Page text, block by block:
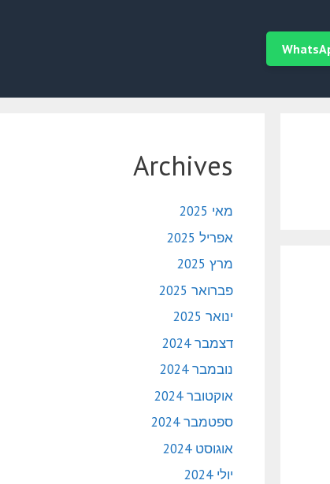
Archives
מאי 2025
אפריל 2025
מרץ 2025
פברואר 2025
ינואר 2025
דצמבר 2024
נובמבר 2024
אוקטובר 2024
ספטמבר 2024
אוגוסט 2024
יולי 2024